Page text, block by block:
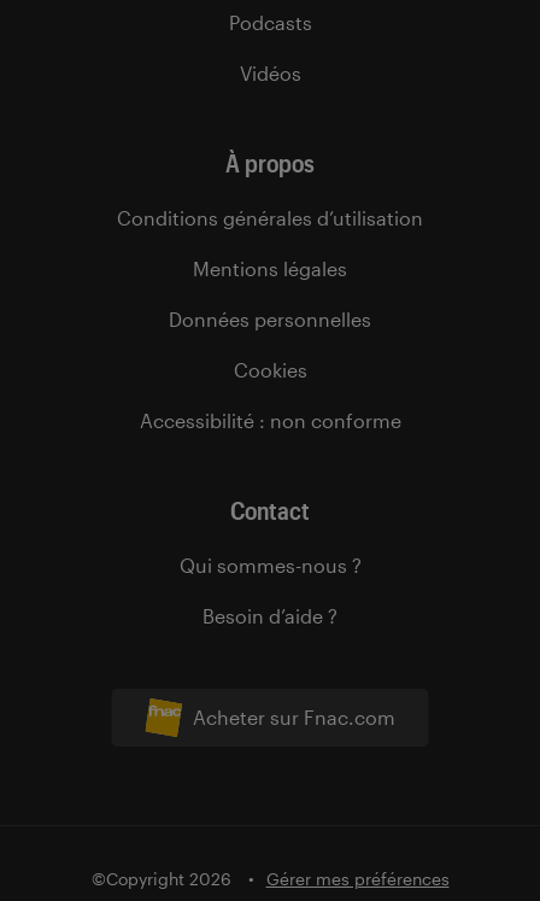
Acheter sur Fnac.com
Podcasts
Vidéos
À propos
Conditions générales d’utilisation
Mentions légales
Données personnelles
Cookies
Accessibilité : non conforme
Contact
Qui sommes-nous ?
Besoin d’aide ?
©Copyright 2026 Gérer mes préférences